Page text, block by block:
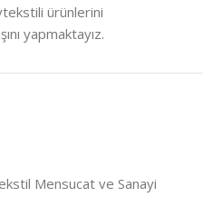
ürünlerini
yapmaktayız.
Mensucat ve Sanayi